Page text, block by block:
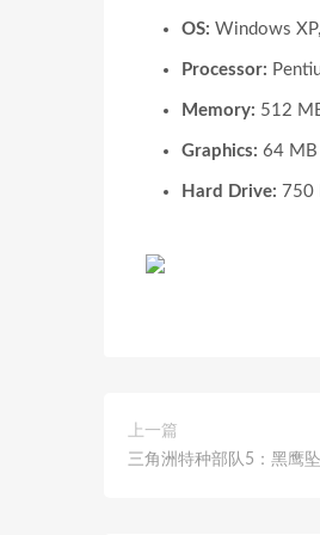
OS: Windows
Processor:
Memory: 512
Graphics: 64 MB
Hard Drive: 750
上一篇
三角洲特种部队5：黑鹰